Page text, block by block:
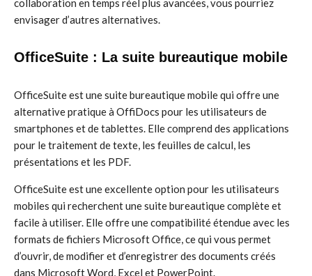
collaboration en temps réel plus avancées, vous pourriez
envisager d’autres alternatives.
OfficeSuite : La suite bureautique mobile
OfficeSuite est une suite bureautique mobile qui offre une
alternative pratique à OffiDocs pour les utilisateurs de
smartphones et de tablettes. Elle comprend des applications
pour le traitement de texte, les feuilles de calcul, les
présentations et les PDF.
OfficeSuite est une excellente option pour les utilisateurs
mobiles qui recherchent une suite bureautique complète et
facile à utiliser. Elle offre une compatibilité étendue avec les
formats de fichiers Microsoft Office, ce qui vous permet
d’ouvrir, de modifier et d’enregistrer des documents créés
dans Microsoft Word, Excel et PowerPoint.